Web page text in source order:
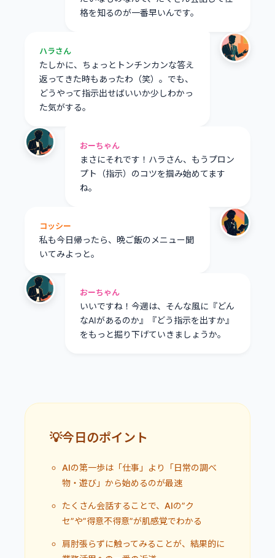
格を知るのが一番早いんです。
ハラさん
たしかに、ちょっとトンチンカンな答え
返ってきた時もあったわ（笑）。でも、
どうやって指示出せばいいか少しわかっ
た気がする。
おーちゃん
まさにそれです！ハラさん、もうプロン
プト（指示）のコツを掴み始めてます
ね。
コッシー
私も今日帰ったら、晩ご飯のメニュー聞
いてみよっと。
おーちゃん
いいですね！今週は、そんな風に『どん
なAIがあるのか』『どう指示を出すか』
をもっと掘り下げていきましょうか。
💡今日のポイント
AIの第一歩は「仕事」より「日常の調べ
物・遊び」から始めるのが最速
たくさん会話することで、AIの”ク
セ”や”得意不得意”が肌感覚でわかる
肩肘張らずに触ってみることが、結果的に